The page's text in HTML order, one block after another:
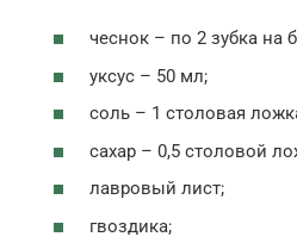
чеснок – по 2 зубка на
уксус – 50 мл;
соль – 1 столовая
сахар – 0,5 столовой
лавровый лист;
гвоздика;